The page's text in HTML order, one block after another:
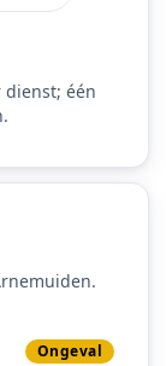
één
Ongeval